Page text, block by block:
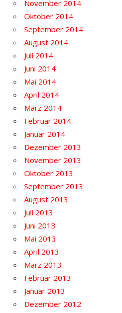
November 2014
Oktober 2014
September 2014
August 2014
Juli 2014
Juni 2014
Mai 2014
April 2014
März 2014
Februar 2014
Januar 2014
Dezember 2013
November 2013
Oktober 2013
September 2013
August 2013
Juli 2013
Juni 2013
Mai 2013
April 2013
März 2013
Februar 2013
Januar 2013
Dezember 2012